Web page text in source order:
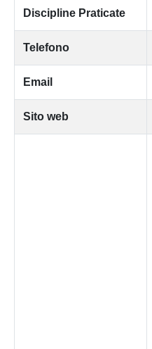
Discipline Praticate
Telefono
Email
Sito web